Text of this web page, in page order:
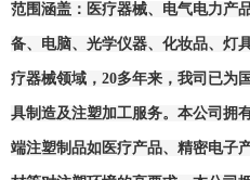
范围涵盖： 医疗器械、电气电力产品
备、电脑、光学仪器、化妆品、灯
疗器械领域， 20多年来，我司已为
具制造及注塑加工服务。 本公司拥
端注塑制品如医疗产品、精密电子